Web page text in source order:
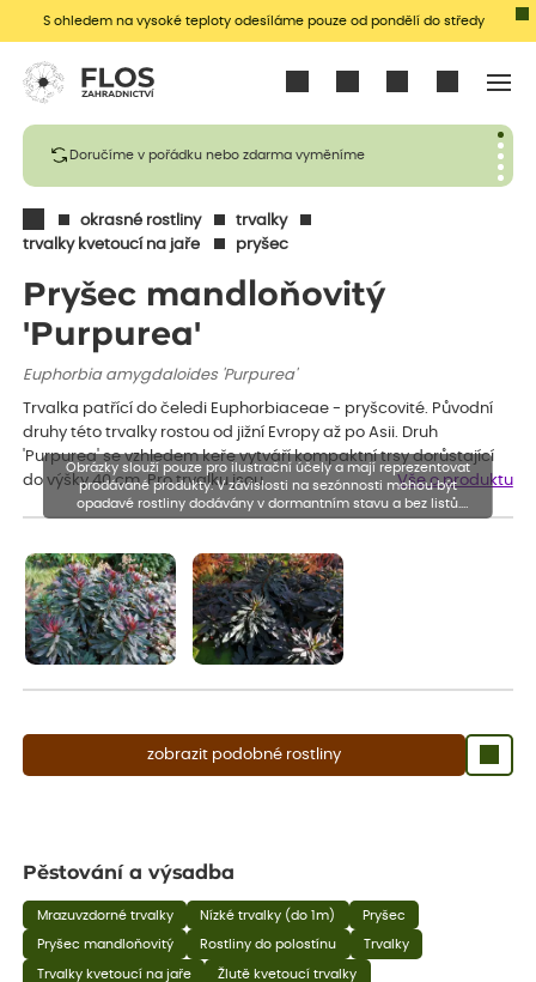
S ohledem na vysoké teploty odesíláme pouze od pondělí do středy
Doručíme v pořádku nebo zdarma vyměníme
okrasné rostliny
trvalky
trvalky kvetoucí na jaře
pryšec
Pryšec mandloňovitý
'Purpurea'
Euphorbia amygdaloides 'Purpurea'
Trvalka patřící do čeledi Euphorbiaceae - pryšcovité. Původní
druhy této trvalky rostou od jižní Evropy až po Asii. Druh
'Purpurea' se vzhledem keře vytváří kompaktní trsy dorůstající
do výšky 40 cm. Pro trvalku jsou…
Vše o produktu
zobrazit podobné rostliny
Obrázky slouží pouze pro ilustrační účely a mají reprezentovat
prodávané produkty. V závislosti na sezónnosti mohou být
opadavé rostliny dodávány v dormantním stavu a bez listů.
Rostliny mohou být také sestřiženy níže, než je uvedená výška,
Pěstování a výsadba
Mrazuvzdorné trvalky Nízké trvalky (do 1m) Pryšec
Pryšec mandloňovitý Rostliny do polostínu Trvalky
Trvalky kvetoucí na jaře Žlutě kvetoucí trvalky